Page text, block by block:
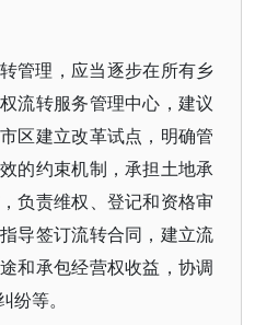
管理，应当逐步在所有乡
流转服务管理中心，建议
区建立改革试点，明确管
的约束机制，承担土地承
负责维权、登记和资格审
导签订流转合同，建立流
和承包经营权收益，协调
等。